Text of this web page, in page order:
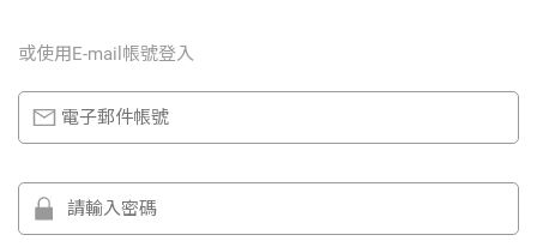
或使⽤E-mail帳號登入